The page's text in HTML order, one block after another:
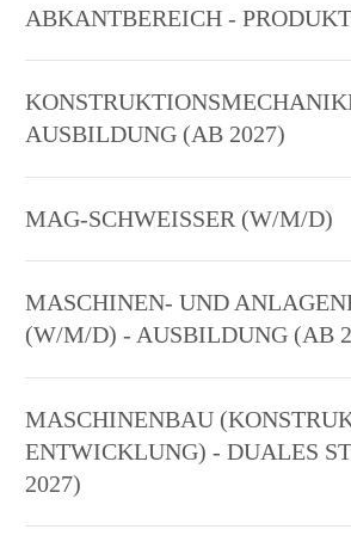
ABKANTBEREICH -
AUSBILDUNG (AB 2027)
MAG-SCHWEISSER (W/M/D)
MASCHINEN- UND
(W/M/D) - AUSBILDUNG (AB
MASCHINENBAU
ENTWICKLUNG) - DUALES
2027)